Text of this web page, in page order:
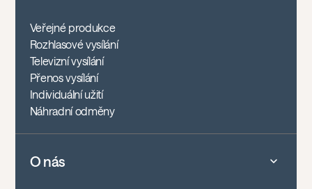
Veřejné produkce
Rozhlasové vysílání
Televizní vysílání
Přenos vysílání
Individuální užití
Náhradní odměny
O nás